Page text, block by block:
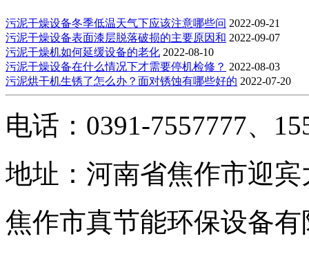
污泥干燥设备冬季低温天气下应该注意哪些问 2022-09-21
污泥干燥设备表面漆层脱落破损的主要原因和 2022-09-07
污泥干燥机如何延缓设备的老化 2022-08-10
污泥干燥设备在什么情况下才需要停机检修？ 2022-08-03
污泥烘干机生锈了怎么办？面对锈蚀有哪些好的 2022-07-20
电话：0391-7557777、
地址：河南省焦作市迎宾
焦作市真节能环保设备